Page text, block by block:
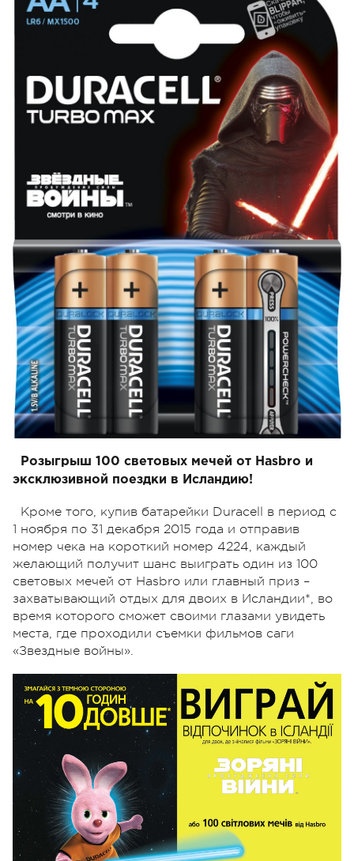
Розыгрыш 100 световых мечей от Hasbro и
эксклюзивной поездки в Исландию!
Кроме того, купив батарейки Duracell в период с
1 ноября по 31 декабря 2015 года и отправив
номер чека на короткий номер 4224, каждый
желающий получит шанс выиграть один из 100
световых мечей от Hasbro или главный приз –
захватывающий отдых для двоих в Исландии*, во
время которого сможет своими глазами увидеть
места, где проходили съемки фильмов саги
«Звездные войны».